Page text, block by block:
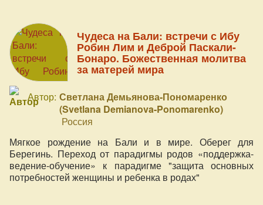
Чудеса на Бали: встречи с Ибу
Робин Лим и Деброй Паскали-
Бонаро. Божественная молитва
за матерей мира
Автор: Светлана Демьянова-Пономаренко
(Svetlana Demianova-Ponomarenko)
Россия
Мягкое рождение на Бали и в мире. Оберег для
Берегинь. Переход от парадигмы родов «поддержка-
ведение-обучение» к парадигме "защита основных
потребностей женщины и ребенка в родах"